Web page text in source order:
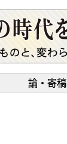
論・寄稿